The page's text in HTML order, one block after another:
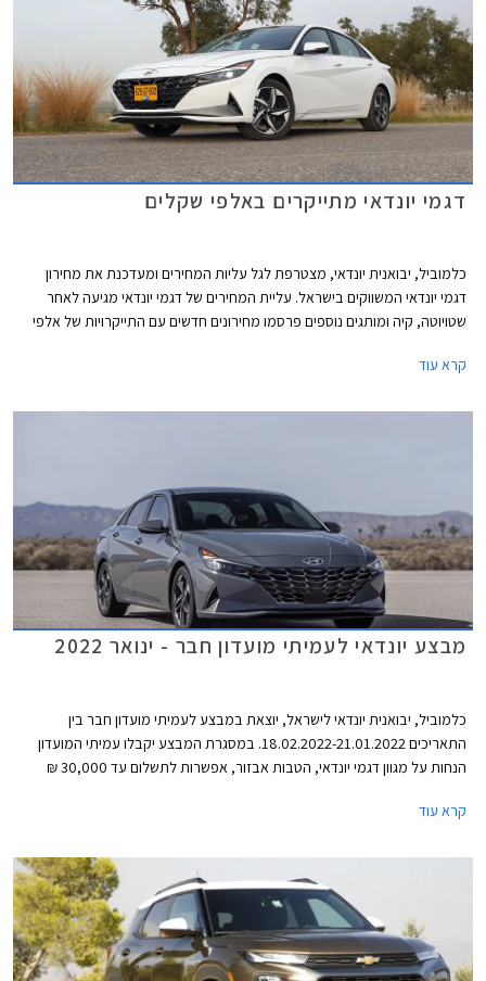
דגמי יונדאי מתייקרים באלפי שקלים
כלמוביל, יבואנית יונדאי, מצטרפת לגל עליות המחירים ומעדכנת את מחירון
דגמי יונדאי המשווקים בישראל. עליית המחירים של דגמי יונדאי מגיעה לאחר
שטויוטה, קיה ומותגים נוספים פרסמו מחירונים חדשים עם התייקרויות של אלפי
קרא עוד
מבצע יונדאי לעמיתי מועדון חבר - ינואר 2022
כלמוביל, יבואנית יונדאי לישראל, יוצאת במבצע לעמיתי מועדון חבר בין
התאריכים 18.02.2022-21.01.2022. במסגרת המבצע יקבלו עמיתי המועדון
הנחות על מגוון דגמי יונדאי, הטבות אבזור, אפשרות לתשלום עד 30,000 ₪
ריבית אטרקטיביים. בנוסף תוצע הלוואה בתנאים מועדפים במסגרת תכנית
ייערך בכל אולמות התצוגה של יונדאי ברחבי הארץ.
קרא עוד